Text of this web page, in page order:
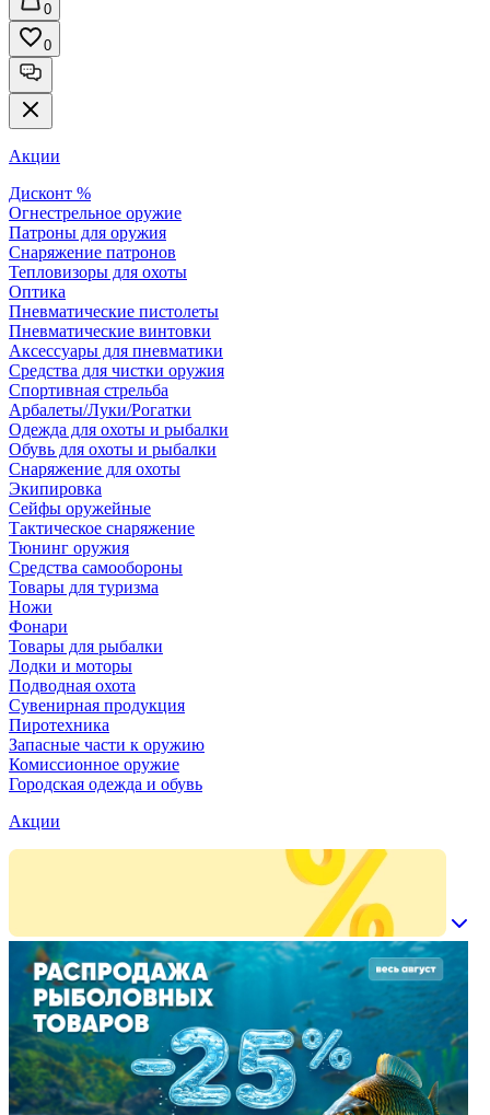
0
0
Акции
Дисконт %
Огнестрельное оружие
Патроны для оружия
Снаряжение патронов
Тепловизоры для охоты
Оптика
Пневматические пистолеты
Пневматические винтовки
Аксессуары для пневматики
Средства для чистки оружия
Спортивная стрельба
Арбалеты/Луки/Рогатки
Одежда для охоты и рыбалки
Обувь для охоты и рыбалки
Снаряжение для охоты
Экипировка
Сейфы оружейные
Тактическое снаряжение
Тюнинг оружия
Средства самообороны
Товары для туризма
Ножи
Фонари
Товары для рыбалки
Лодки и моторы
Подводная охота
Сувенирная продукция
Пиротехника
Запасные части к оружию
Комиссионное оружие
Городская одежда и обувь
Акции